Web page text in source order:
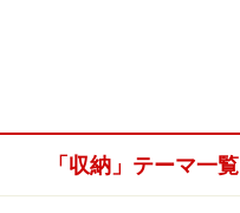
「収納」テーマ一覧